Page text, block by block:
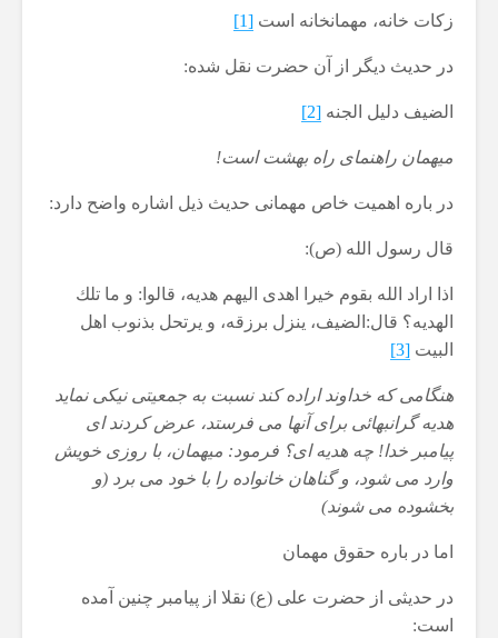
زكات خانه، مهمانخانه است [1]
در حدیث دیگر از آن حضرت نقل شده:
الضیف دلیل الجنه [2]
میهمان راهنمای راه بهشت است!
در باره اهمیت خاص مهمانی حدیث ذیل اشاره واضح دارد:
قال رسول الله (ص):
اذا اراد الله بقوم خیرا اهدی الیهم هدیه، قالوا: و ما تلك
الهدیه؟ قال:‌الضیف، ینزل برزقه، ‌و یرتحل بذنوب اهل
البیت [3]
هنگامی كه خداوند اراده كند نسبت به جمعیتی نیكی نماید
هدیه گرانبهائی برای آنها می فرستد، عرض كردند ای
پیامبر خدا! چه هدیه ای؟ فرمود: میهمان، با روزی خویش
وارد می شود، و گناهان خانواده را با خود می برد (و
بخشوده می شوند)
اما در باره حقوق مهمان
در حدیثی از حضرت علی (ع) نقلا از پیامبر چنین آمده
است:
کشتن آن نوجوان و ساختن
دیوار، ارتباطی با علم غیبِ
آینده داشت؟
8 جولای 2026
24 نمایش ها